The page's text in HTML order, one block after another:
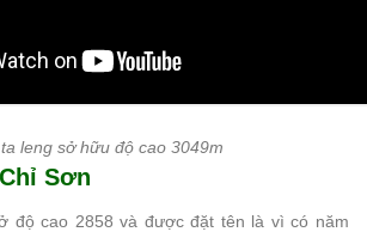
leng sở hữu độ cao 3049m
Sơn
độ cao 2858 và được đặt tên là vì có năm